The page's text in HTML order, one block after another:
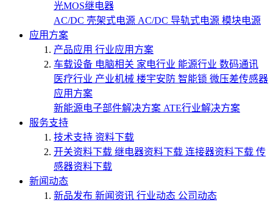
光MOS继电器
AC/DC 壳架式电源 AC/DC 导轨式电源 模块电源
应用方案
产品应用 行业应用方案
车载设备 电脑相关 家电行业 能源行业 数码通讯
医疗行业 产业机械 楼宇安防 智能锁 微压差传感器
应用方案
新能源电子部件解决方案 ATE行业解决方案
服务支持
技术支持 资料下载
开关资料下载 继电器资料下载 连接器资料下载 传
感器资料下载
新闻动态
新品发布 新闻资讯 行业动态 公司动态